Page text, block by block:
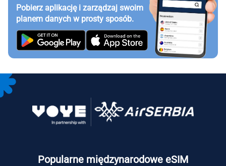
Pobierz aplikację i zarządzaj swoim
planem danych w prosty sposób.
Popularne międzynarodowe eSIM